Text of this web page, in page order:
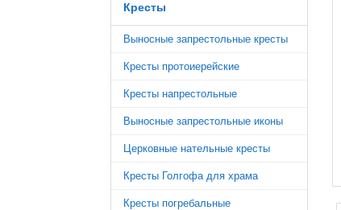
Кресты
Выносные запрестольные кресты
Кресты протоиерейские
Кресты напрестольные
Выносные запрестольные иконы
Церковные нательные кресты
Кресты Голгофа для храма
Кресты погребальные